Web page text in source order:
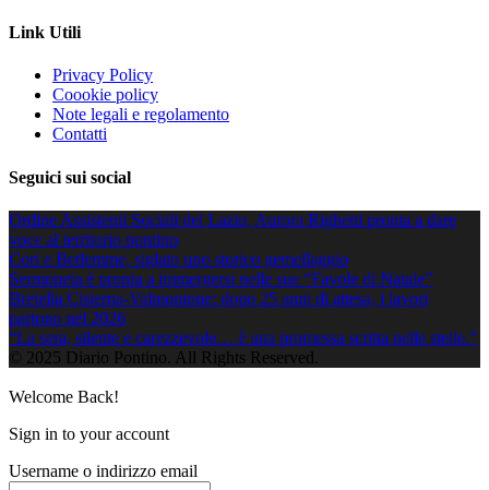
Link Utili
Privacy Policy
Coookie policy
Note legali e regolamento
Contatti
Seguici sui social
Ordine Assistenti Sociali del Lazio, Aurora Righetti pronta a dare
voce al territorio pontino
Cori e Betlemme, siglato uno storico gemellaggio
Sermoneta è pronta a immergersi nelle sue “Favole di Natale”
Bretella Cisterna-Valmontone: dopo 25 anni di attesa, i lavori
partono nel 2026
“La sera, silente e carezzevole… è una promessa scritta nelle stelle.”
© 2025 Diario Pontino. All Rights Reserved.
Welcome Back!
Sign in to your account
Username o indirizzo email